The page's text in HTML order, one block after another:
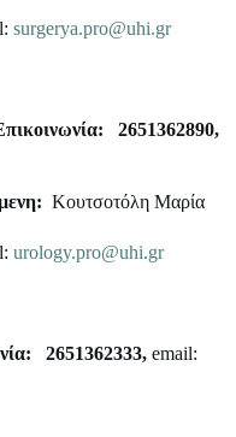
surgerya.pro@uhi.gr
2651362890,
Κουτσοτόλη Μαρία
urology.pro@uhi.gr
email: